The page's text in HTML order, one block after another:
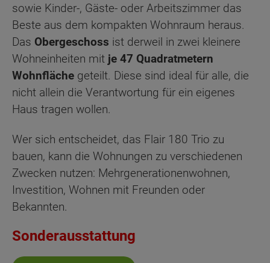
sowie Kinder-, Gäste- oder Arbeitszimmer das
Beste aus dem kompakten Wohnraum heraus.
Das Obergeschoss ist derweil in zwei kleinere
Wohneinheiten mit je 47 Quadratmetern
Wohnfläche geteilt. Diese sind ideal für alle, die
nicht allein die Verantwortung für ein eigenes
Haus tragen wollen.
Wer sich entscheidet, das Flair 180 Trio zu
bauen, kann die Wohnungen zu verschiedenen
Zwecken nutzen: Mehrgenerationenwohnen,
Investition, Wohnen mit Freunden oder
Bekannten.
Sonderausstattung